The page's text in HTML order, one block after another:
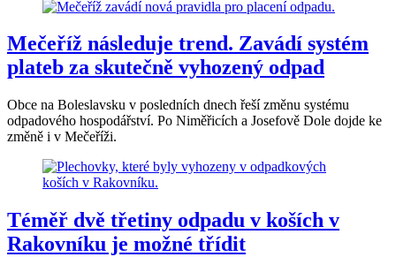
Mečeříž následuje trend. Zavádí systém
plateb za skutečně vyhozený odpad
Obce na Boleslavsku v posledních dnech řeší změnu systému
odpadového hospodářství. Po Niměřicích a Josefově Dole dojde ke
změně i v Mečeříži.
Téměř dvě třetiny odpadu v koších v
Rakovníku je možné třídit